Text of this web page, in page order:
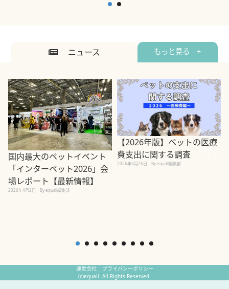
ニュース もっと見る +
国内最大のペットイベント
「インターペット2026」会
場レポート【最新情報】
2026年4月2日 By equall編集部
【2026年版】ペットの医療
費支出に関する調査
2026年3月26日 By equall編集部
運営会社
プライバシーポリシー
(c)equall. All Rights Reserved.